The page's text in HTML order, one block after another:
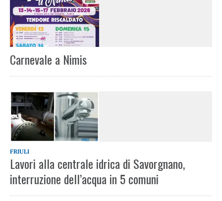
Carnevale a Nimis
FRIULI
Lavori alla centrale idrica di Savorgnano,
interruzione dell’acqua in 5 comuni